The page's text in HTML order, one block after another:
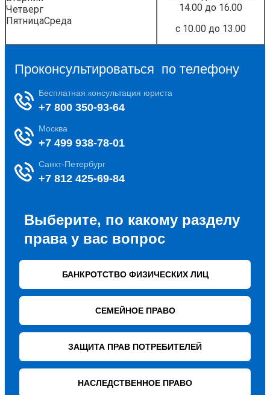
Четверг
ПятницаСреда
14.00 до 16.00
с 10.00 до 13.00